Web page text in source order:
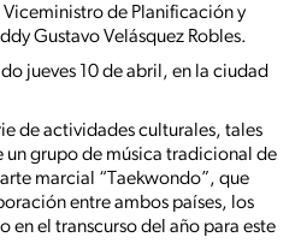
de Planificación y
Gustavo Velásquez Robles.
jueves 10 de abril, en la ciudad
de actividades culturales, tales
grupo de música tradicional de
marcial “Taekwondo”, que
entre ambos países, los
en el transcurso del año para este